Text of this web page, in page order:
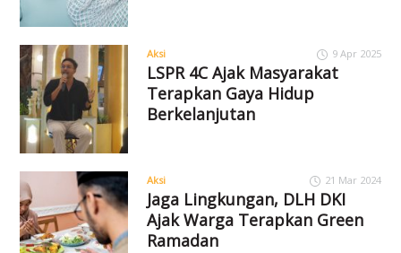
Aksi 9 Apr 2025
LSPR 4C Ajak Masyarakat
Terapkan Gaya Hidup
Berkelanjutan
Aksi 21 Mar 2024
Jaga Lingkungan, DLH DKI
Ajak Warga Terapkan Green
Ramadan